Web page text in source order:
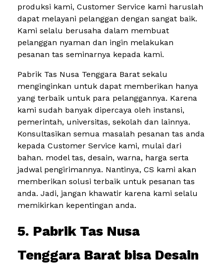
produksi kami, Customer Service kami haruslah
dapat melayani pelanggan dengan sangat baik.
Kami selalu berusaha dalam membuat
pelanggan nyaman dan ingin melakukan
pesanan tas seminarnya kepada kami.
Pabrik Tas Nusa Tenggara Barat sekalu
menginginkan untuk dapat memberikan hanya
yang terbaik untuk para pelanggannya. Karena
kami sudah banyak dipercaya oleh instansi,
pemerintah, universitas, sekolah dan lainnya.
Konsultasikan semua masalah pesanan tas anda
kepada Customer Service kami, mulai dari
bahan. model tas, desain, warna, harga serta
jadwal pengirimannya. Nantinya, CS kami akan
memberikan solusi terbaik untuk pesanan tas
anda. Jadi, jangan khawatir karena kami selalu
memikirkan kepentingan anda.
5. Pabrik Tas Nusa
Tenggara Barat bisa Desain